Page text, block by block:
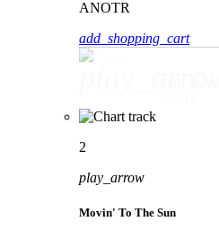
ANOTR
add_shopping_cart
2
play_arrow
Movin' To The Sun